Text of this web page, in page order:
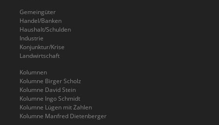
Gemeingüter
Handel/Banken
Haushalt/Schulden
Industrie
Konjunktur/Krise
Landwirtschaft
Kolumnen
Kolumne Birger Scholz
Kolumne David Stein
Kolumne Ingo Schmidt
Kolumne Lügen mit Zahlen
Kolumne Manfred Dietenberger